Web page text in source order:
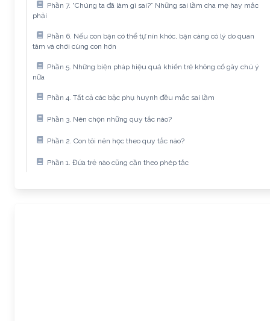
Phần 7. “Chúng ta đã làm gì sai?” Những sai lầm cha mẹ hay mắc
phải
Phần 6. Nếu con bạn có thể tự nín khóc, bạn càng có lý do quan
tâm và chơi cùng con hơn
Phần 5. Những biện pháp hiệu quả khiến trẻ không cố gây chú ý
nữa
Phần 4. Tất cả các bậc phụ huynh đều mắc sai lầm
Phần 3. Nên chọn những quy tắc nào?
Phần 2. Con tôi nên học theo quy tắc nào?
Phần 1. Đứa trẻ nào cũng cần theo phép tắc